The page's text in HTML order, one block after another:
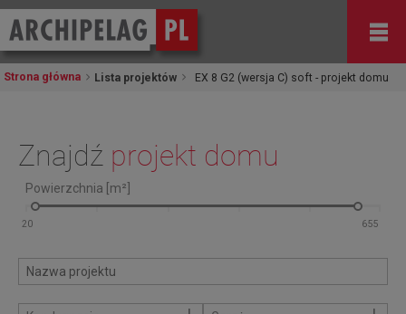
Strona główna Lista projektów EX 8 G2 (wersja C) soft - projekt domu
Znajdź projekt domu
Powierzchnia [m²]